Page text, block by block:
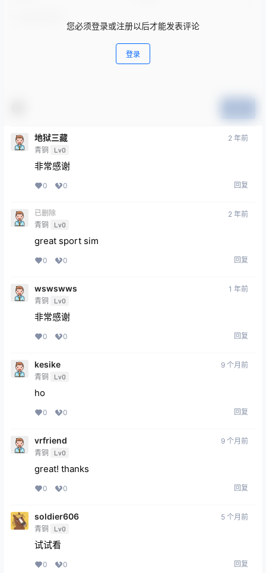
您必须登录或注册以后才能发表评论
登录
地狱三藏
青铜 Lv0
2 年前
非常感谢
0 0 回复
已删除
青铜
Lv0
2 年前
great sport sim
0 0 回复
wswswws
青铜 Lv0
1 年前
非常感谢
0 0 回复
kesike
青铜 Lv0
9 个月前
ho
0 0 回复
vrfriend
青铜 Lv0
9 个月前
great! thanks
0 0 回复
soldier606
青铜 Lv0
5 个月前
试试看
0 0 回复